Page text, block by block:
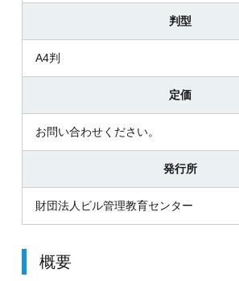
判型
A4判
定価
お問い合わせください。
発行所
財団法人ビル管理教育センター
概要